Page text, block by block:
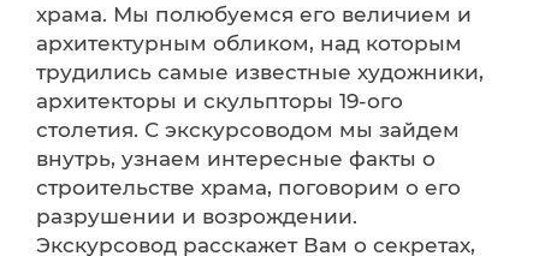
храма. Мы полюбуемся его величием и
архитектурным обликом, над которым
трудились самые известные художники,
архитекторы и скульпторы 19-ого
столетия. С экскурсоводом мы зайдем
внутрь, узнаем интересные факты о
строительстве храма, поговорим о его
разрушении и возрождении.
Экскурсовод расскажет Вам о секретах,